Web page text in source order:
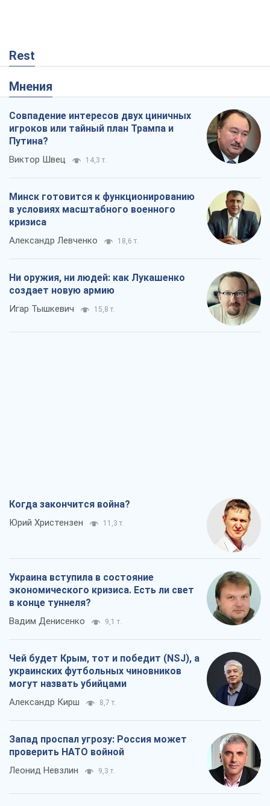
Rest
Мнения
Совпадение интересов двух циничных
игроков или тайный план Трампа и
Путина?
Виктор Швец 14,3 т.
Минск готовится к функционированию
в условиях масштабного военного
кризиса
Александр Левченко 18,6 т.
Ни оружия, ни людей: как Лукашенко
создает новую армию
Игар Тышкевич 15,8 т.
Когда закончится война?
Юрий Христензен 11,3 т.
Украина вступила в состояние
экономического кризиса. Есть ли свет
в конце туннеля?
Вадим Денисенко 9,1 т.
Чей будет Крым, тот и победит (NSJ), а
украинских футбольных чиновников
могут назвать убийцами
Александр Кирш 8,7 т.
Запад проспал угрозу: Россия может
проверить НАТО войной
Леонид Невзлин 9,3 т.